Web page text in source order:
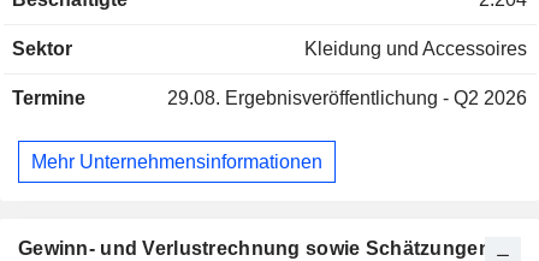
Anlagezwecke, Produkte aus weißer Jade, intelligente
seine Produkte sowohl auf dem heimischen Markt als auch
seine Hauptmärkte darstellen.
Sektor Kleidung und Accessoires
Termine 29.08. Ergebnisveröffentlichung - Q2 2026
Mehr Unternehmensinformationen
Gewinn- und Verlustrechnung sowie Schätzungen